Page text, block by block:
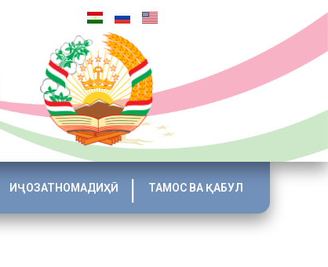
ИҶОЗАТНОМАДИҲӢ ТАМОС ВА ҚАБУЛ